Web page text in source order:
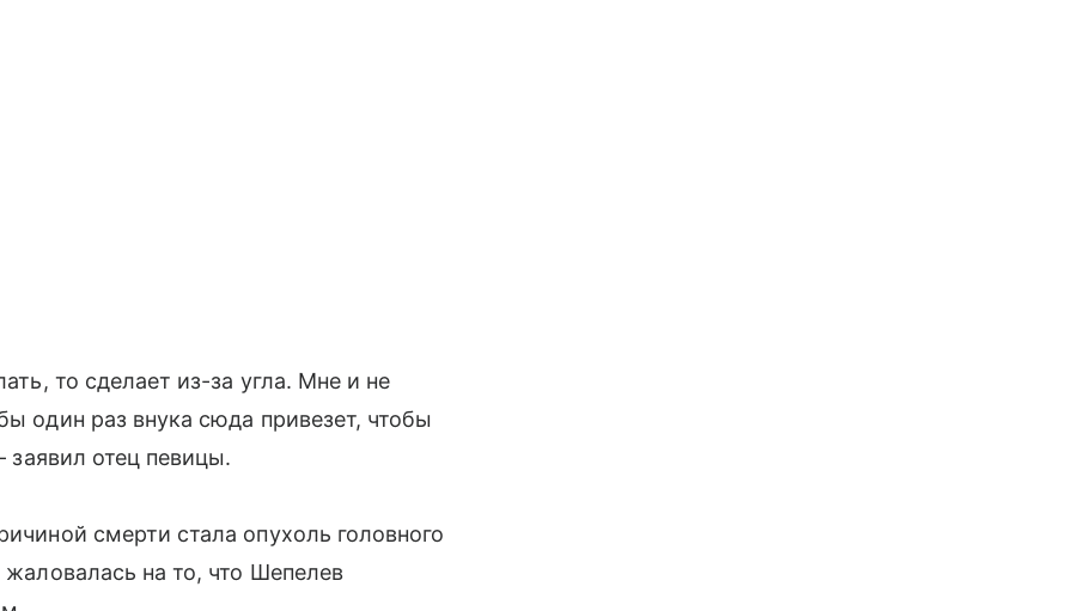
то сделает из-за угла. Мне и не
один раз внука сюда привезет, чтобы
заявил отец певицы.
смерти стала опухоль головного
на то, что Шепелев